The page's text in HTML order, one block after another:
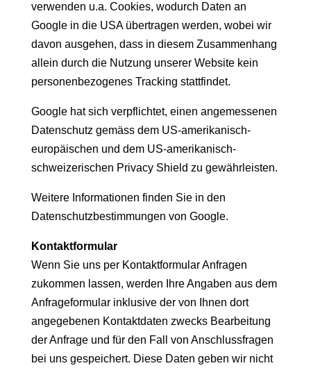
verwenden u.a. Cookies, wodurch Daten an
Google in die USA übertragen werden, wobei wir
davon ausgehen, dass in diesem Zusammenhang
allein durch die Nutzung unserer Website kein
personenbezogenes Tracking stattfindet.
Google hat sich verpflichtet, einen angemessenen
Datenschutz gemäss dem US-amerikanisch-
europäischen und dem US-amerikanisch-
schweizerischen Privacy Shield zu gewährleisten.
Weitere Informationen finden Sie in den
Datenschutzbestimmungen von Google.
Kontaktformular
Wenn Sie uns per Kontaktformular Anfragen
zukommen lassen, werden Ihre Angaben aus dem
Anfrageformular inklusive der von Ihnen dort
angegebenen Kontaktdaten zwecks Bearbeitung
der Anfrage und für den Fall von Anschlussfragen
bei uns gespeichert. Diese Daten geben wir nicht